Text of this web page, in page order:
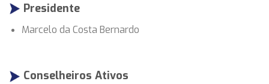
Presidente
Marcelo da Costa Bernardo
Conselheiros Ativos